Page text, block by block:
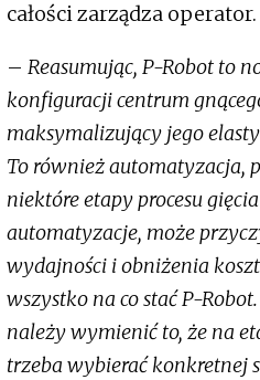
całości zarządza operator.
– Reasumując, P-Robot to
konfiguracji centrum
maksymalizujący jego
To również automatyzacja,
niektóre etapy procesu
automatyzacje, może
wydajności i obniżenia
wszystko na co stać P-
należy wymienić to, że na
trzeba wybierać konkretnej